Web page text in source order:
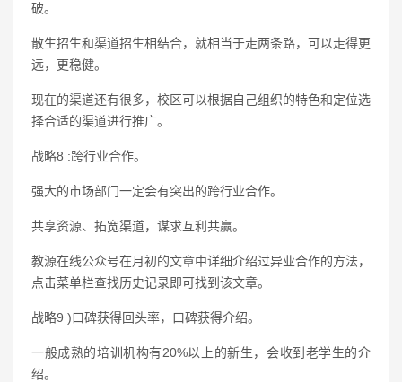
破。
散生招生和渠道招生相结合，就相当于走两条路，可以走得更
远，更稳健。
现在的渠道还有很多，校区可以根据自己组织的特色和定位选
择合适的渠道进行推广。
战略8 :跨行业合作。
强大的市场部门一定会有突出的跨行业合作。
共享资源、拓宽渠道，谋求互利共赢。
教源在线公众号在月初的文章中详细介绍过异业合作的方法，
点击菜单栏查找历史记录即可找到该文章。
战略9 )口碑获得回头率，口碑获得介绍。
一般成熟的培训机构有20%以上的新生，会收到老学生的介
绍。